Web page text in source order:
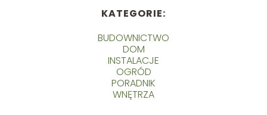
KATEGORIE:
BUDOWNICTWO
DOM
INSTALACJE
OGRÓD
PORADNIK
WNĘTRZA